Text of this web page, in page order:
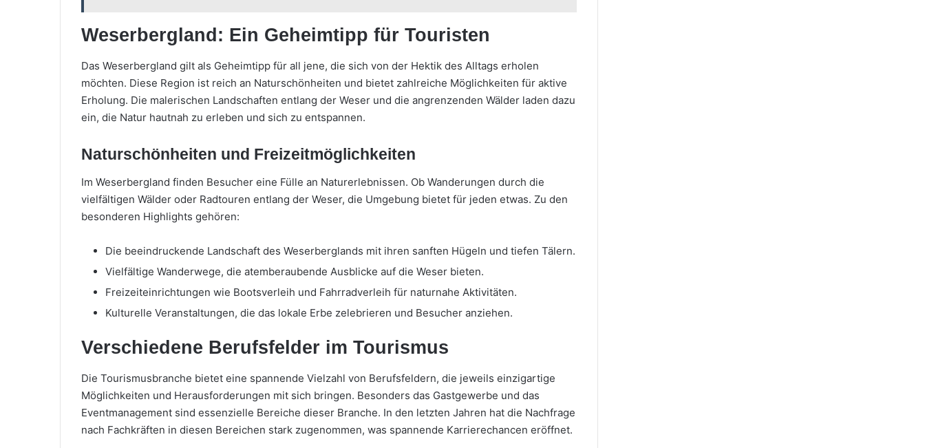
Weserbergland: Ein Geheimtipp für Touristen
Das Weserbergland gilt als Geheimtipp für all jene, die sich von der Hektik des Alltags erholen
möchten. Diese Region ist reich an Naturschönheiten und bietet zahlreiche Möglichkeiten für aktive
Erholung. Die malerischen Landschaften entlang der Weser und die angrenzenden Wälder laden dazu
ein, die Natur hautnah zu erleben und sich zu entspannen.
Naturschönheiten und Freizeitmöglichkeiten
Im Weserbergland finden Besucher eine Fülle an Naturerlebnissen. Ob Wanderungen durch die
vielfältigen Wälder oder Radtouren entlang der Weser, die Umgebung bietet für jeden etwas. Zu den
besonderen Highlights gehören:
Die beeindruckende Landschaft des Weserberglands mit ihren sanften Hügeln und tiefen Tälern.
Vielfältige Wanderwege, die atemberaubende Ausblicke auf die Weser bieten.
Freizeiteinrichtungen wie Bootsverleih und Fahrradverleih für naturnahe Aktivitäten.
Kulturelle Veranstaltungen, die das lokale Erbe zelebrieren und Besucher anziehen.
Verschiedene Berufsfelder im Tourismus
Die Tourismusbranche bietet eine spannende Vielzahl von Berufsfeldern, die jeweils einzigartige
Möglichkeiten und Herausforderungen mit sich bringen. Besonders das Gastgewerbe und das
Eventmanagement sind essenzielle Bereiche dieser Branche. In den letzten Jahren hat die Nachfrage
nach Fachkräften in diesen Bereichen stark zugenommen, was spannende Karrierechancen eröffnet.